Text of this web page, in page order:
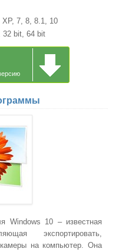
XP, 7, 8, 8.1, 10
32 bit, 64 bit
Windows 10 – известная
экспортировать,
на компьютер. Она